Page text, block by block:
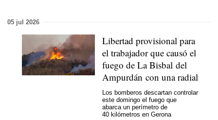
05 jul 2026
Libertad provisional para
el trabajador que causó el
fuego de La Bisbal del
Ampurdán con una radial
Los bomberos descartan controlar
este domingo el fuego que
abarca un perímetro de
40 kilómetros en Gerona